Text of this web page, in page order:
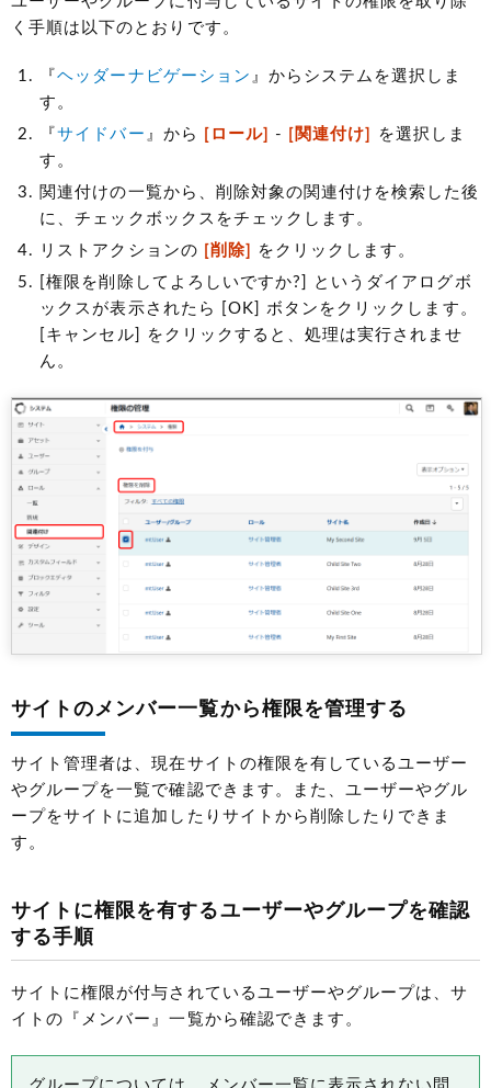
く手順は以下のとおりです。
『ヘッダーナビゲーション 』からシステムを選択しま
す。
『サイドバー 』から [ロール] - [関連付け]
を選択しま
す。
関連付けの一覧から、削除対象の関連付けを検索した後
に、チェックボックスをチェックします。
リストアクションの [削除]
をクリックします。
[権限を削除してよろしいですか?] というダイアログボ
ックスが表示されたら [OK] ボタンをクリックします。
[キャンセル] をクリックすると、処理は実行されませ
ん。
サイトのメンバー一覧から権限を管理する
サイト管理者は、現在サイトの権限を有しているユーザー
やグループを一覧で確認できます。また、ユーザーやグル
ープをサイトに追加したりサイトから削除したりできま
す。
サイトに権限を有するユーザーやグループを確認
する手順
サイトに権限が付与されているユーザーやグループは、サ
イトの『メンバー』一覧から確認できます。